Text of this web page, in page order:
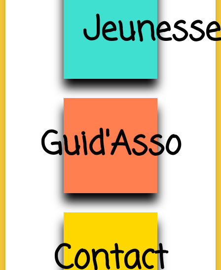
Jeunesse
Guid'Asso
Contact